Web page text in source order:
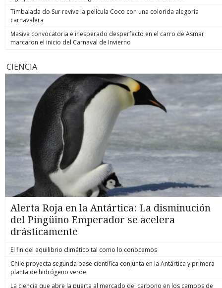
Timbalada do Sur revive la película Coco con una colorida alegoría
carnavalera
Masiva convocatoria e inesperado desperfecto en el carro de Asmar
marcaron el inicio del Carnaval de Invierno
CIENCIA
Alerta Roja en la Antártica: La disminución
del Pingüino Emperador se acelera
drásticamente
El fin del equilibrio climático tal como lo conocemos
Chile proyecta segunda base científica conjunta en la Antártica y primera
planta de hidrógeno verde
La ciencia que abre la puerta al mercado del carbono en los campos de